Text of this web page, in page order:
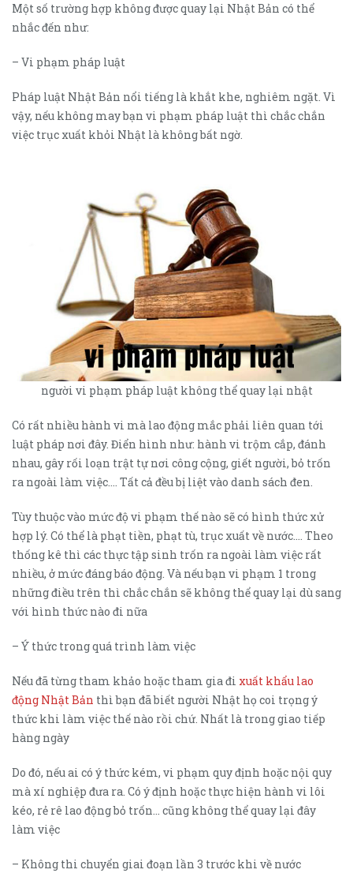
Một số trường hợp không được quay lại Nhật Bản có thể
nhắc đến như:
– Vi phạm pháp luật
Pháp luật Nhật Bản nổi tiếng là khắt khe, nghiêm ngặt. Vì
vậy, nếu không may bạn vi phạm pháp luật thì chắc chắn
việc trục xuất khỏi Nhật là không bất ngờ.
người vi phạm pháp luật không thể quay lại nhật
Có rất nhiều hành vi mà lao động mắc phải liên quan tới
luật pháp nơi đây. Điển hình như: hành vi trộm cắp, đánh
nhau, gây rối loạn trật tự nơi công cộng, giết người, bỏ trốn
ra ngoài làm việc…. Tất cả đều bị liệt vào danh sách đen.
Tùy thuộc vào mức độ vi phạm thế nào sẽ có hình thức xử
hợp lý. Có thể là phạt tiền, phạt tù, trục xuất về nước…. Theo
thống kê thì các thực tập sinh trốn ra ngoài làm việc rất
nhiều, ở mức đáng báo động. Và nếu bạn vi phạm 1 trong
những điều trên thì chắc chắn sẽ không thể quay lại dù sang
với hình thức nào đi nữa
– Ý thức trong quá trình làm việc
Nếu đã từng tham khảo hoặc tham gia đi xuất khẩu lao
động Nhật Bản thì bạn đã biết người Nhật họ coi trọng ý
thức khi làm việc thế nào rồi chứ. Nhất là trong giao tiếp
hàng ngày
Do đó, nếu ai có ý thức kém, vi phạm quy định hoặc nội quy
mà xí nghiệp đưa ra. Có ý định hoặc thực hiện hành vi lôi
kéo, rẻ rê lao động bỏ trốn… cũng không thể quay lại đây
làm việc
– Không thi chuyển giai đoạn lần 3 trước khi về nước